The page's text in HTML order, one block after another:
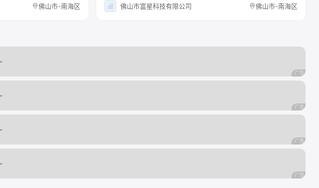
佛山市-南海区 佛山市富星科技有限公司 佛山市-南海区